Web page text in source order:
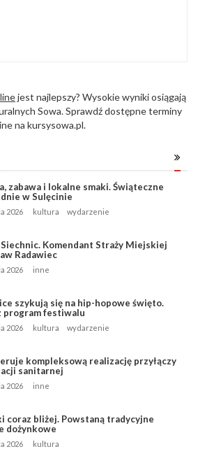
jest najlepszy? Wysokie wyniki osiągają
Sowa. Sprawdź dostępne terminy
na kursysowa.pl.
zabawa i lokalne smaki. Świąteczne
w Sulęcinie
2026 kultura wydarzenie
Komendant Straży Miejskiej
Radawiec
2026 inne
szykują się na hip-hopowe święto.
program festiwalu
2026 kultura wydarzenie
kompleksową realizację przyłączy
sanitarnej
2026 inne
coraz bliżej. Powstaną tradycyjne
dożynkowe
2026 kultura